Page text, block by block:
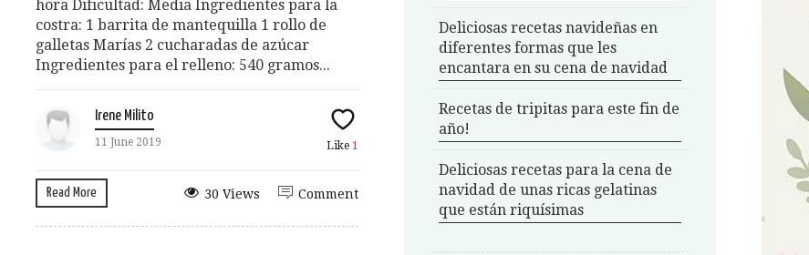
hora Dificultad: Media Ingredientes para la
costra: 1 barrita de mantequilla 1 rollo de
galletas Marías 2 cucharadas de azúcar
Ingredientes para el relleno: 540 gramos...
Irene Milito
11 June 2019 Like 1
Read More Comment
30 Views
Deliciosas recetas navideñas en
diferentes formas que les
encantara en su cena de navidad
Recetas de tripitas para este fin de
año!
Deliciosas recetas para la cena de
navidad de unas ricas gelatinas
que están riquísimas